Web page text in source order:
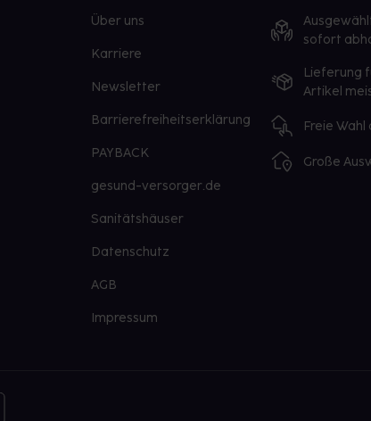
Über uns
Karriere
Newsletter
Barrierefreiheitserklärung
PAYBACK
gesund-versorger.de
Sanitätshäuser
Datenschutz
AGB
Impressum
sofort
Lieferung
Artikel
Freie
Große